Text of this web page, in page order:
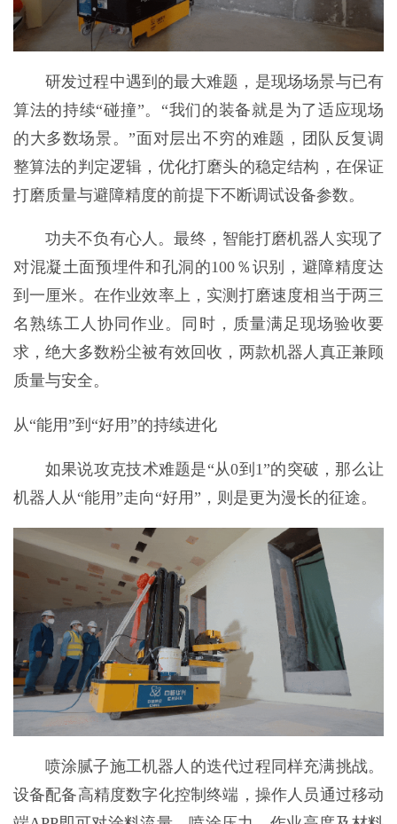
研发过程中遇到的最大难题，是现场场景与已有
算法的持续“碰撞”。“我们的装备就是为了适应现场
的大多数场景。”面对层出不穷的难题，团队反复调
整算法的判定逻辑，优化打磨头的稳定结构，在保证
打磨质量与避障精度的前提下不断调试设备参数。
功夫不负有心人。最终，智能打磨机器人实现了
对混凝土面预埋件和孔洞的100％识别，避障精度达
到一厘米。在作业效率上，实测打磨速度相当于两三
名熟练工人协同作业。同时，质量满足现场验收要
求，绝大多数粉尘被有效回收，两款机器人真正兼顾
质量与安全。
从“能用”到“好用”的持续进化
如果说攻克技术难题是“从0到1”的突破，那么让
机器人从“能用”走向“好用”，则是更为漫长的征途。
喷涂腻子施工机器人的迭代过程同样充满挑战。
设备配备高精度数字化控制终端，操作人员通过移动